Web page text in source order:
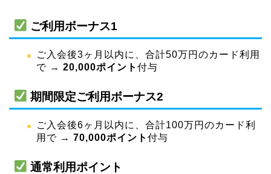
ご利用ボーナス1
ご入会後3ヶ月以内に、合計50万円のカード利用
で → 20,000ポイント 付与
期間限定ご利用ボーナス2
ご入会後6ヶ月以内に、合計100万円のカード利
用で → 70,000ポイント 付与
通常利用ポイント